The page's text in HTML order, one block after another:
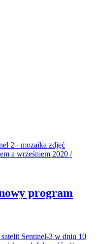
program